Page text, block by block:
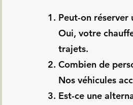
Peut-on réserver
Oui, votre
trajets.
Combien de
Nos véhicules
Est-ce une